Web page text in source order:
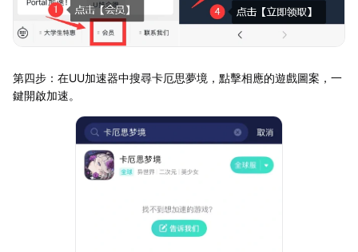
第四步：在UU加速器中搜尋卡厄思夢境，點擊相應的遊戲圖案，一
鍵開啟加速。